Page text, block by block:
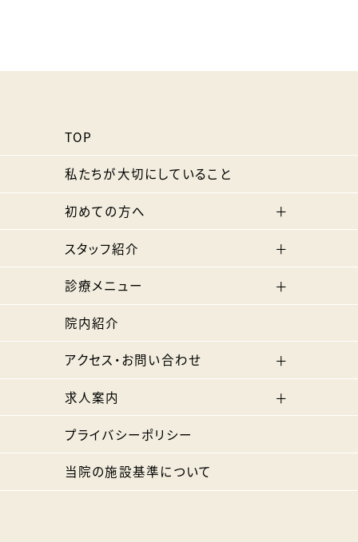
TOP
私たちが大切にしていること
初めての方へ
スタッフ紹介
診療メニュー
院内紹介
アクセス・お問い合わせ
求人案内
プライバシーポリシー
当院の施設基準について